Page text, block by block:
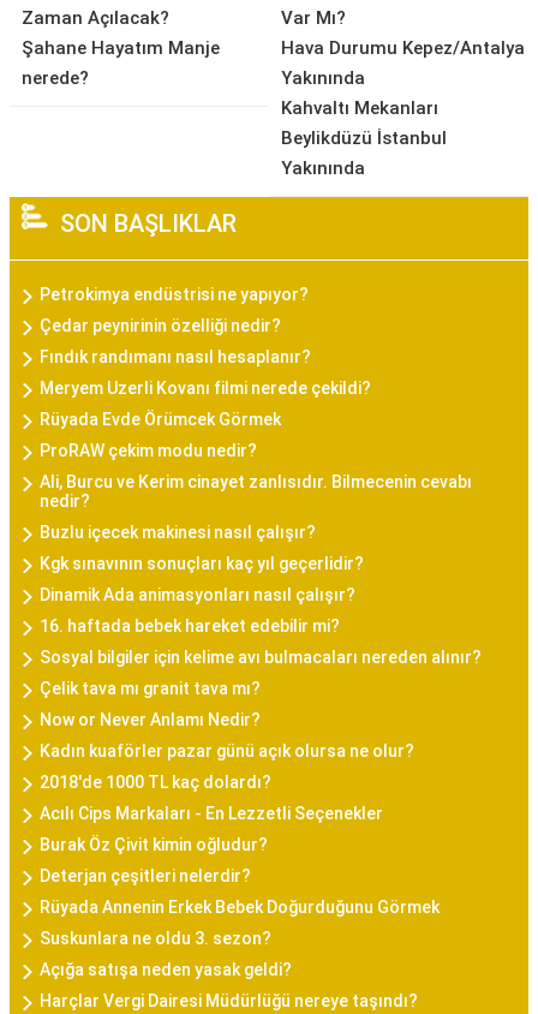
Zaman Açılacak?
Şahane Hayatım Manje
nerede?
Var Mı?
Hava Durumu Kepez/Antalya
Yakınında
Kahvaltı Mekanları
Beylikdüzü İstanbul
Yakınında
SON BAŞLIKLAR
Petrokimya endüstrisi ne yapıyor?
Çedar peynirinin özelliği nedir?
Fındık randımanı nasıl hesaplanır?
Meryem Uzerli Kovanı filmi nerede çekildi?
Rüyada Evde Örümcek Görmek
ProRAW çekim modu nedir?
Ali, Burcu ve Kerim cinayet zanlısıdır. Bilmecenin cevabı
nedir?
Buzlu içecek makinesi nasıl çalışır?
Kgk sınavının sonuçları kaç yıl geçerlidir?
Dinamik Ada animasyonları nasıl çalışır?
16. haftada bebek hareket edebilir mi?
Sosyal bilgiler için kelime avı bulmacaları nereden alınır?
Çelik tava mı granit tava mı?
Now or Never Anlamı Nedir?
Kadın kuaförler pazar günü açık olursa ne olur?
2018'de 1000 TL kaç dolardı?
Acılı Cips Markaları - En Lezzetli Seçenekler
Burak Öz Çivit kimin oğludur?
Deterjan çeşitleri nelerdir?
Rüyada Annenin Erkek Bebek Doğurduğunu Görmek
Suskunlara ne oldu 3. sezon?
Açığa satışa neden yasak geldi?
Harçlar Vergi Dairesi Müdürlüğü nereye taşındı?